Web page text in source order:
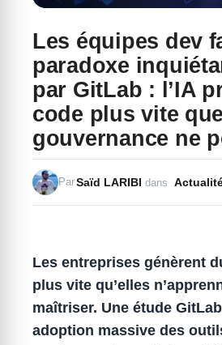
Les équipes dev
paradoxe
par GitLab : l’IA
code plus vite
gouvernance ne
ParSaïd LARIBI dans
Les entreprises génèrent
plus vite qu’elles
maîtriser. Une étude
adoption massive des